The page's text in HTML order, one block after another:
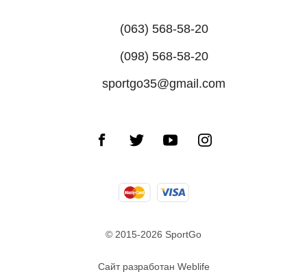
(063) 568-58-20
(098) 568-58-20
sportgo35@gmail.com
© 2015-2026 SportGo
Сайт разработан Weblife